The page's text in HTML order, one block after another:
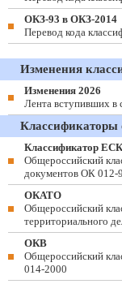
ОКЗ-93 в ОКЗ-2014
Перевод кода
Изменения
Изменения 2026
Лента вступивших в
Классификаторы
Классификатор
Общероссийский
документов ОК 012-
ОКАТО
Общероссийский
территориального
ОКВ
Общероссийский
014-2000